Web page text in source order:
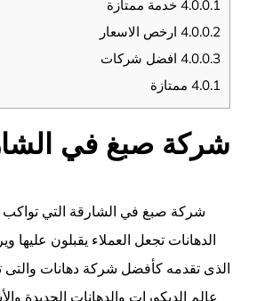
4.0.0.1 خدمة ممتازة
4.0.0.2 ارخص الاسعار
4.0.0.3 افضل شركات
4.0.1 ممتازة
شركة صبغ في
شركة صبغ في الشارقة التي
الدهانات تجعل العملاء يقبلون عليها
الذى تقدمه كأفضل شركة دهانات والتى
عالم الديكورات والدهانات الجديدة